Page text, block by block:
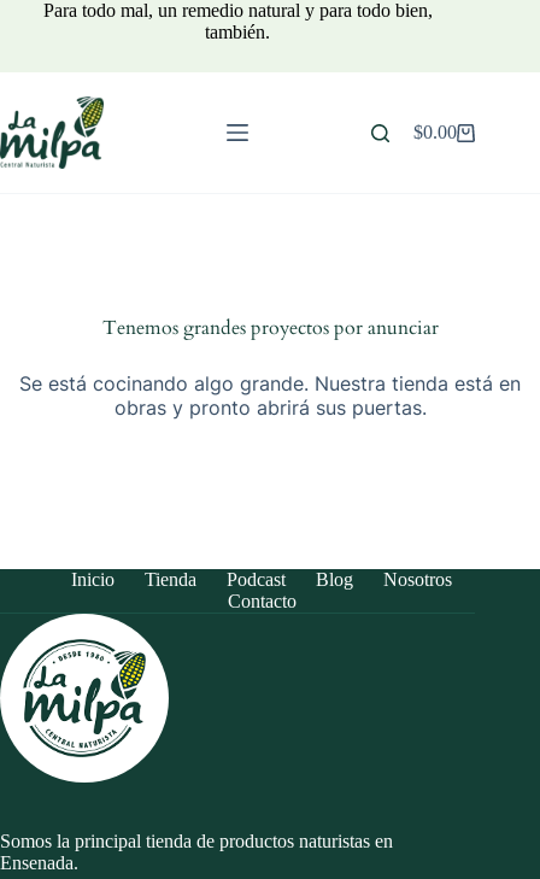
Para todo mal, un remedio natural y para todo bien,
también.
Carro
$0.00
Tenemos grandes proyectos por anunciar
Se está cocinando algo grande. Nuestra tienda está en
obras y pronto abrirá sus puertas.
Inicio Tienda Podcast Blog
Nosotros
Contacto
Somos la principal tienda de productos naturistas en
Ensenada.